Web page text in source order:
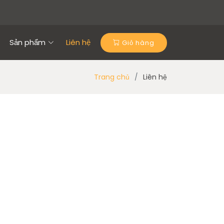
Sản phẩm Liên hệ Giỏ hàng
Trang chủ Liên hệ